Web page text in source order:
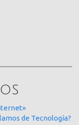
de Tecnología?